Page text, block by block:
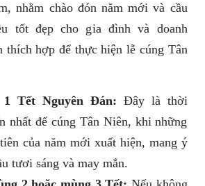
nhằm chào đón năm mới và cầu
tốt đẹp cho gia đình và doanh
thích hợp để thực hiện lễ cúng Tân
1 Tết Nguyên Đán: Đây là thời
nhất để cúng Tân Niên, khi những
của năm mới xuất hiện, mang ý
tươi sáng và may mắn.